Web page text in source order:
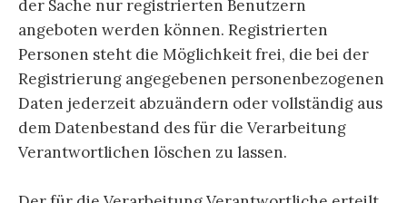
der Sache nur registrierten Benutzern
angeboten werden können. Registrierten
Personen steht die Möglichkeit frei, die bei der
Registrierung angegebenen personenbezogenen
Daten jederzeit abzuändern oder vollständig aus
dem Datenbestand des für die Verarbeitung
Verantwortlichen löschen zu lassen.